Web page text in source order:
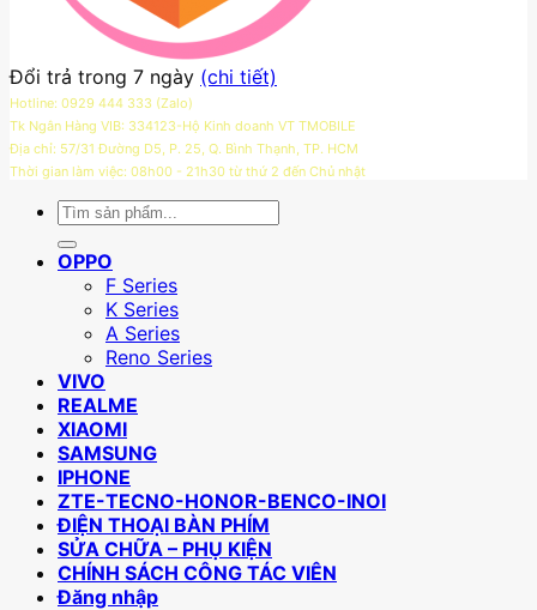
Đổi trả trong 7 ngày (chi tiết)
Hotline: 0929 444 333 (Zalo)
Tk Ngân Hàng VIB: 334123-Hộ Kinh doanh VT TMOBILE
Địa chỉ: 57/31 Đường D5, P. 25, Q. Bình Thạnh, TP. HCM
Thời gian làm việc: 08h00 - 21h30 từ thứ 2 đến Chủ nhật
Tìm
kiếm:
OPPO
F Series
K Series
A Series
Reno Series
VIVO
REALME
XIAOMI
SAMSUNG
IPHONE
ZTE-TECNO-HONOR-BENCO-INOI
ĐIỆN THOẠI BÀN PHÍM
SỬA CHỮA – PHỤ KIỆN
CHÍNH SÁCH CÔNG TÁC VIÊN
Đăng nhập